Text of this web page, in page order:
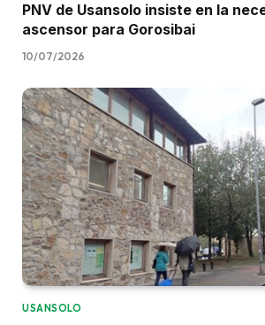
PNV de Usansolo insiste en la
ascensor para Gorosibai
10/07/2026
USANSOLO